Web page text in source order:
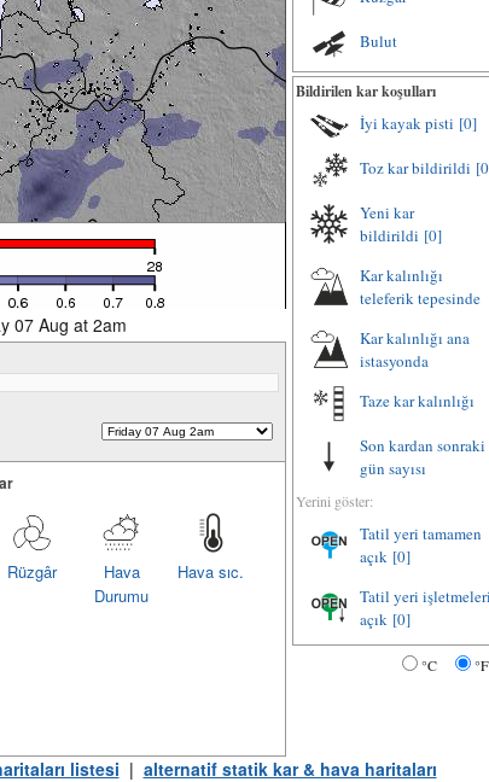
07 Aug at 2am
Hava sıc.
Hava
Durumu
Rüzgâr
Bulut
Bildirilen kar koşulları
İyi kayak pisti [0]
Toz kar bildirildi
Yeni kar
bildirildi [0]
Kar kalınlığı
teleferik tepesinde
Kar kalınlığı ana
istasyonda
Taze kar kalınlığı
Son kardan sonraki
gün sayısı
Yerini göster:
Tatil yeri tamamen
açık [0]
Tatil yeri işletmeleri
açık [0]
°C °F
listesi | alternatif statik kar & hava haritaları